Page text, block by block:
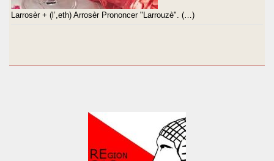
Larrosèr + (l’,eth) Arrosèr Prononcer "Larrouzè". (…)